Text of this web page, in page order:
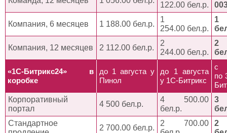
122.00 бел.р.
Компания, 6 месяцев 1 188.00 бел.р.
1
254.00 бел.р.
1
Компания, 12 месяцев 2 112.00 бел.р.
2
244.00 бел.р.
2
«1C-Битрикс24» в
коробке
до 1 августа у
Пинол
до 1 августа
у 1С-Битрикс
с
по
Корпоративный
портал
4 500 бел.р.
4 500.00
бел.р.
3
Стандартное
2 700.00 бел.р.
2 700.00
2